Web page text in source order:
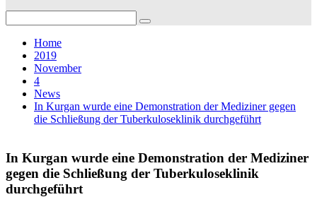
for:
Home
2019
November
4
News
In Kurgan wurde eine Demonstration der Mediziner gegen
die Schließung der Tuberkuloseklinik durchgeführt
In Kurgan wurde eine Demonstration der Mediziner
gegen die Schließung der Tuberkuloseklinik
durchgeführt